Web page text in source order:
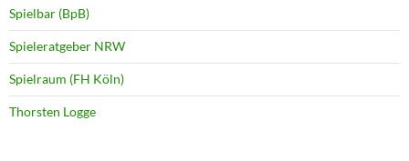
Spielbar (BpB)
Spieleratgeber NRW
Spielraum (FH Köln)
Thorsten Logge